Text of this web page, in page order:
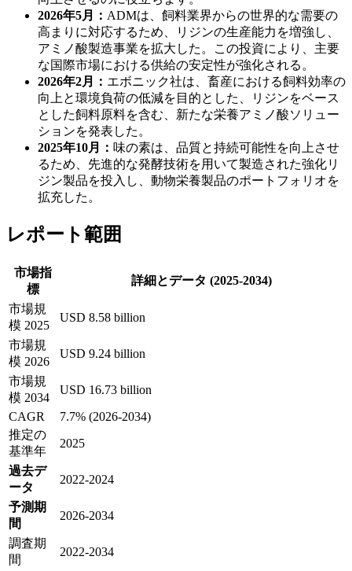
2026年5月： ADMは、飼料業界からの世界的な需要の
高まりに対応するため、リジンの生産能力を増強し、
アミノ酸製造事業を拡大した。この投資により、主要
な国際市場における供給の安定性が強化される。
2026年2月： エボニック社は、畜産における飼料効率の
向上と環境負荷の低減を目的とした、リジンをベース
とした飼料原料を含む、新たな栄養アミノ酸ソリュー
ションを発表した。
2025年10月： 味の素は、品質と持続可能性を向上させ
るため、先進的な発酵技術を用いて製造された強化リ
ジン製品を投入し、動物栄養製品のポートフォリオを
拡充した。
レポート範囲
市場指
標
詳細とデータ (2025-2034)
市場規
模 2025
USD 8.58 billion
市場規
模 2026
USD 9.24 billion
市場規
模 2034
USD 16.73 billion
CAGR
7.7% (2026-2034)
推定の
基準年
2025
過去デ
ータ
2022-2024
予測期
間
2026-2034
調査期
間
2022-2034